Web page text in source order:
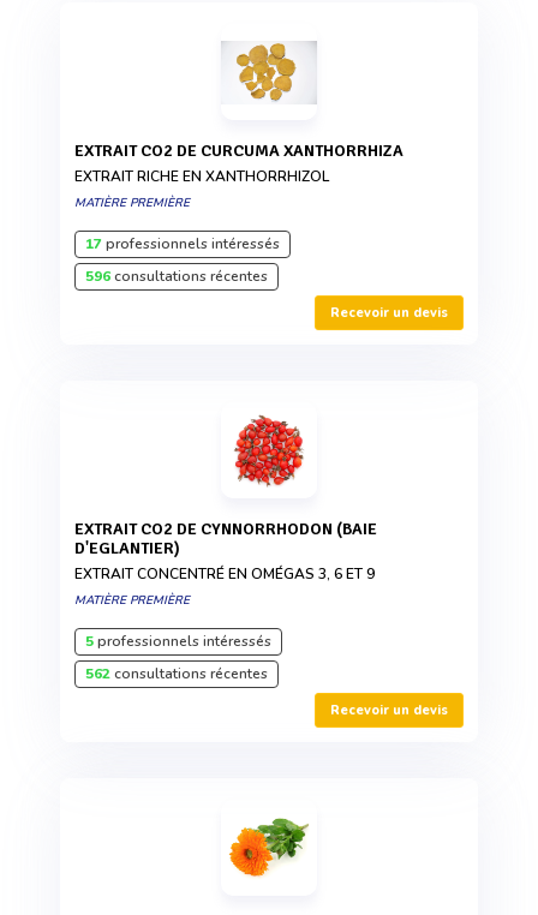
EXTRAIT CO2 DE CURCUMA XANTHORRHIZA
EXTRAIT RICHE EN XANTHORRHIZOL
MATIÈRE PREMIÈRE
17professionnels intéressés
596consultations récentes
Recevoir un devis
EXTRAIT CO2 DE CYNNORRHODON (BAIE
D'EGLANTIER)
EXTRAIT CONCENTRÉ EN OMÉGAS 3, 6 ET 9
MATIÈRE PREMIÈRE
5professionnels intéressés
562consultations récentes
Recevoir un devis